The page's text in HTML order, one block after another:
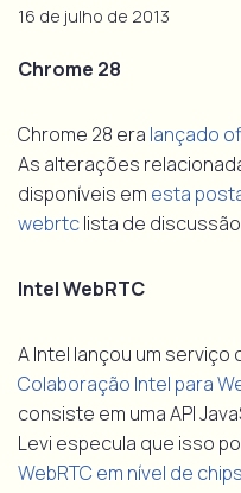
16 de julho de 2013
Chrome 28
Chrome 28 era lançado
As alterações
disponíveis em esta
webrtclista de
Intel WebRTC
A Intel lançou um serviço
Colaboração Intel para
consiste em uma API
Levi especula que isso
WebRTC em nível de